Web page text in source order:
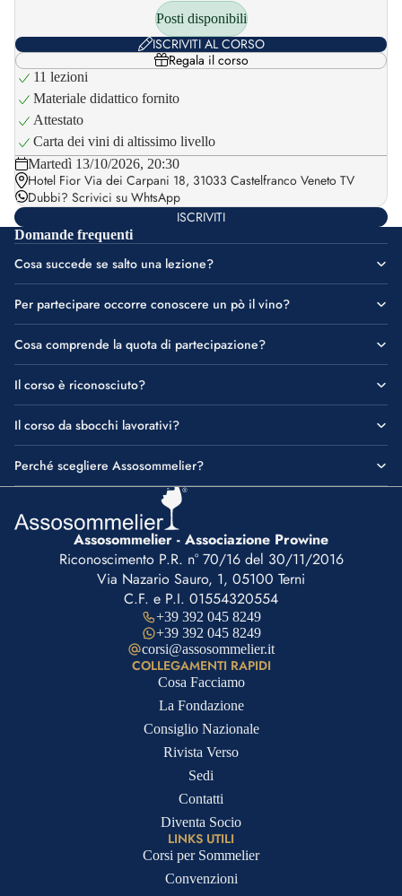
Posti disponibili
ISCRIVITI AL CORSO
Regala il corso
11 lezioni
Materiale didattico fornito
Attestato
Carta dei vini di altissimo livello
Martedì 13/10/2026, 20:30
Hotel Fior Via dei Carpani 18, 31033 Castelfranco Veneto TV
Dubbi? Scrivici su WhtsApp
ISCRIVITI
Domande frequenti
Cosa succede se salto una lezione?
Per partecipare occorre conoscere un pò il vino?
Cosa comprende la quota di partecipazione?
Il corso è riconosciuto?
Il corso da sbocchi lavorativi?
Perché scegliere Assosommelier?
Assosommelier - Associazione Prowine
Riconoscimento P.R. n° 70/16 del 30/11/2016
Via Nazario Sauro, 1, 05100 Terni
C.F. e P.I. 01554320554
+39 392 045 8249
+39 392 045 8249
corsi@assosommelier.it
COLLEGAMENTI RAPIDI
Cosa Facciamo
La Fondazione
Consiglio Nazionale
Rivista Verso
Sedi
Contatti
Diventa Socio
LINKS UTILI
Corsi per Sommelier
Convenzioni